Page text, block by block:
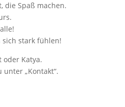
die Spaß machen.
stark fühlen!
oder Katya.
„Kontakt“.